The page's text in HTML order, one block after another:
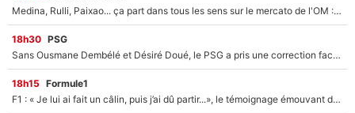
Medina, Rulli, Paixao... ça part dans tous les sens sur le mercato de l'OM : Frank McCourt va enfin récupérer l'argent qu'il attend ?
18h30 PSG
Sans Ousmane Dembélé et Désiré Doué, le PSG a pris une correction face à Majorque : Luis Enrique attend avec impatience des renforts !
18h15 Formule1
F1 : « Je lui ai fait un câlin, puis j’ai dû partir...», le témoignage émouvant de Max Verstappen sur sa fille